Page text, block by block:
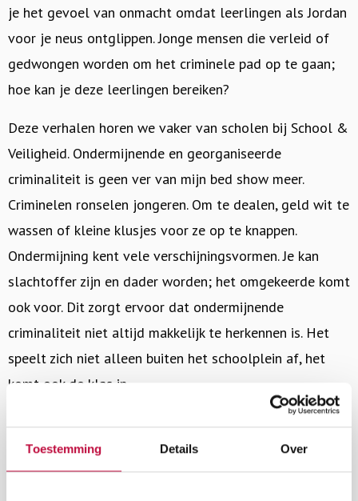
Toestemming Details Over
je het gevoel van onmacht omdat leerlingen als Jordan
voor je neus ontglippen. Jonge mensen die verleid of
gedwongen worden om het criminele pad op te gaan;
hoe kan je deze leerlingen bereiken?
Deze verhalen horen we vaker van scholen bij School &
Veiligheid. Ondermijnende en georganiseerde
criminaliteit is geen ver van mijn bed show meer.
Criminelen ronselen jongeren. Om te dealen, geld wit te
wassen of kleine klusjes voor ze op te knappen.
Ondermijning kent vele verschijningsvormen. Je kan
slachtoffer zijn en dader worden; het omgekeerde komt
ook voor. Dit zorgt ervoor dat ondermijnende
criminaliteit niet altijd makkelijk te herkennen is. Het
speelt zich niet alleen buiten het schoolplein af, het
komt ook de klas in.
Dilemma’s bij ondermijnend gedrag van leerlingen
De mentor van Jordan heeft wel eens gezien dat een